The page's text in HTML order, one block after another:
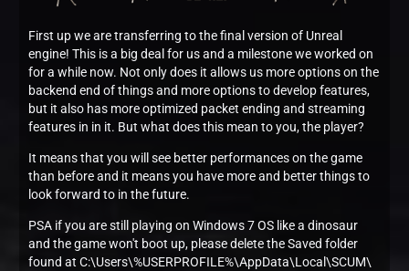
First up we are transferring to the final version of Unreal
engine! This is a big deal for us and a milestone we worked on
for a while now. Not only does it allows us more options on the
backend end of things and more options to develop features,
but it also has more optimized packet ending and streaming
features in in it. But what does this mean to you, the player?
It means that you will see better performances on the game
than before and it means you have more and better things to
look forward to in the future.
PSA if you are still playing on Windows 7 OS like a dinosaur
and the game won't boot up, please delete the Saved folder
found at C:\Users\%USERPROFILE%\AppData\Local\SCUM\